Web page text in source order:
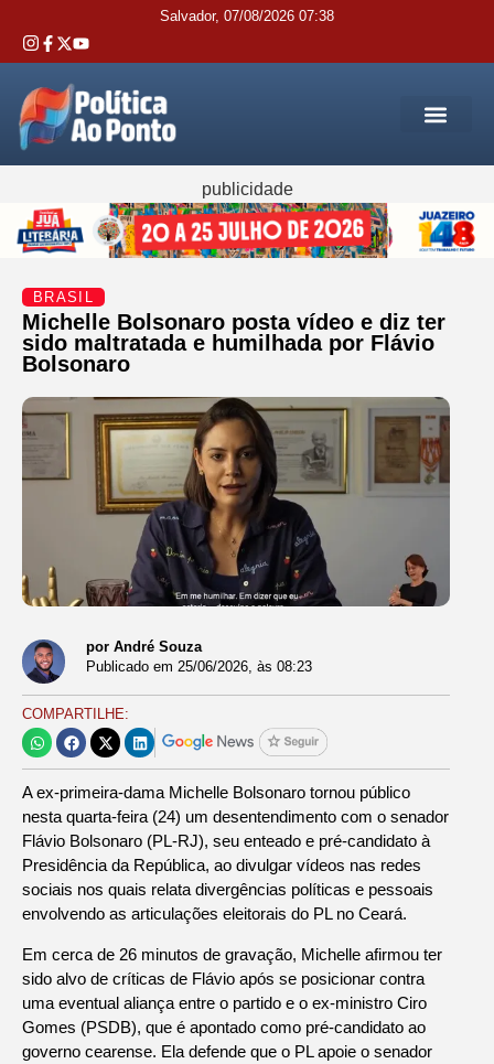
Salvador, 07/08/2026 07:38
publicidade
BRASIL
Michelle Bolsonaro posta vídeo e diz ter
sido maltratada e humilhada por Flávio
Bolsonaro
por André Souza
Publicado em 25/06/2026, às 08:23
COMPARTILHE:
A ex-primeira-dama Michelle Bolsonaro tornou público
nesta quarta-feira (24) um desentendimento com o senador
Flávio Bolsonaro (PL-RJ), seu enteado e pré-candidato à
Presidência da República, ao divulgar vídeos nas redes
sociais nos quais relata divergências políticas e pessoais
envolvendo as articulações eleitorais do PL no Ceará.
Em cerca de 26 minutos de gravação, Michelle afirmou ter
sido alvo de críticas de Flávio após se posicionar contra
uma eventual aliança entre o partido e o ex-ministro Ciro
Gomes (PSDB), que é apontado como pré-candidato ao
governo cearense. Ela defende que o PL apoie o senador